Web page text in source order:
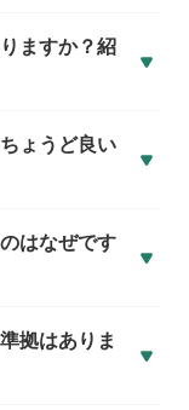
ますか？紹
ょうど良い
はなぜです
拠はありま